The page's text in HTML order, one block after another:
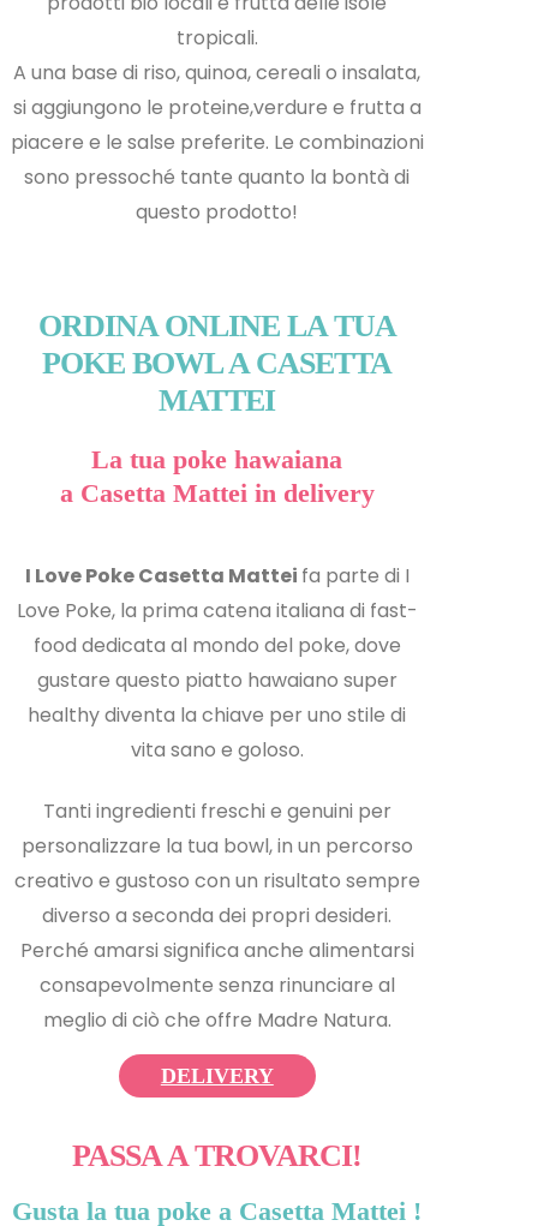
tropicali.
A una base di riso, quinoa, cereali o insalata,
si aggiungono le proteine,verdure e frutta a
piacere e le salse preferite. Le combinazioni
sono pressoché tante quanto la bontà di
questo prodotto!
ORDINA ONLINE LA TUA
POKE BOWL A CASETTA
MATTEI
La tua poke hawaiana
a Casetta Mattei in delivery
I Love Poke Casetta Mattei fa parte di I
Love Poke, la prima catena italiana di fast-
food dedicata al mondo del poke, dove
gustare questo piatto hawaiano super
healthy diventa la chiave per uno stile di
vita sano e goloso.
Tanti ingredienti freschi e genuini per
personalizzare la tua bowl, in un percorso
creativo e gustoso con un risultato sempre
diverso a seconda dei propri desideri.
Perché amarsi significa anche alimentarsi
consapevolmente senza rinunciare al
meglio di ciò che offre Madre Natura.
DELIVERY
PASSA A TROVARCI!
Gusta la tua poke a Casetta Mattei !